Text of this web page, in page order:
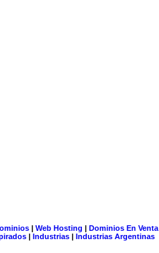
| Web Hosting | Dominios En Venta
| Industrias | Industrias Argentinas